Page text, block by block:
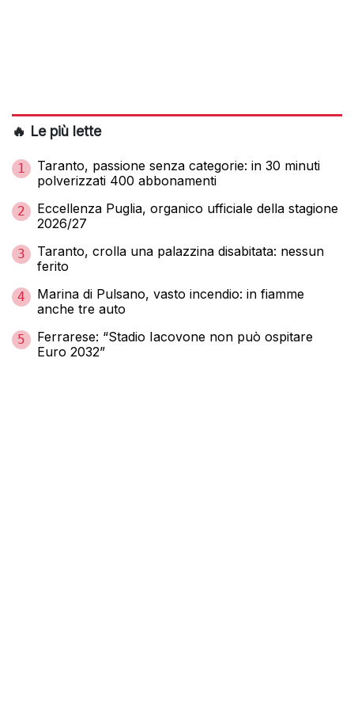
🔥 Le più lette
1
Taranto, passione senza categorie: in 30 minuti
polverizzati 400 abbonamenti
2
Eccellenza Puglia, organico ufficiale della stagione
2026/27
3
Taranto, crolla una palazzina disabitata: nessun
ferito
4
Marina di Pulsano, vasto incendio: in fiamme
anche tre auto
5
Ferrarese: “Stadio Iacovone non può ospitare
Euro 2032”